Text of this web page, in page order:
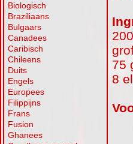
Biologisch
Braziliaans
Bulgaars
Canadees
Caribisch
Chileens
Duits
Engels
Europees
Filippijns
Frans
Fusion
Ghanees
75
8